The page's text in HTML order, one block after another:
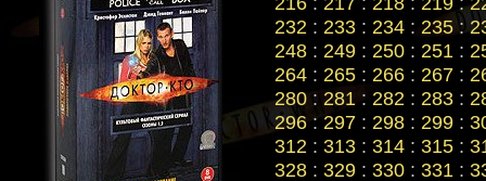
232 : 233: 234: 235:
248: 249: 250: 251 :
264: 265: 266: 267:
280: 281 : 282 : 283:
296 : 297 : 298 : 299 :
312 : 313: 314: 315:
328: 329: 330: 331 :